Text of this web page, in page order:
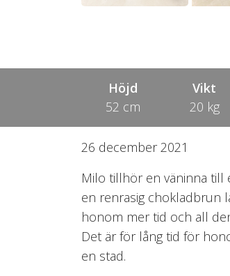
Höjd
52 cm
Vikt
20 kg
26 december 2021
Milo tillhör en väninna till
en renrasig chokladbrun
honom mer tid och all
Det är för lång tid för
en stad.